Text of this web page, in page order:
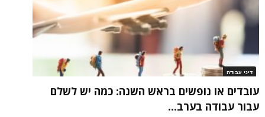
דיני עבודה
עובדים או נופשים בראש השנה: כמה יש לשלם
עבור עבודה בערב...